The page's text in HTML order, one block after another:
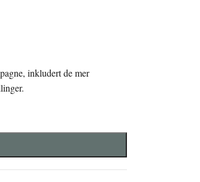
inkludert de mer